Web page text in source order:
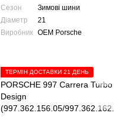
Сезон
Зимові шини
Діаметр
21
Виробник OEM Porsche
ТЕРМІН ДОСТАВКИ 21 ДЕНЬ